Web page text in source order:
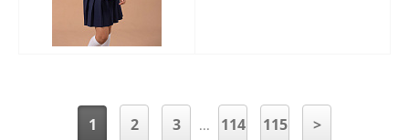
1 2 3 ... 114 115 >